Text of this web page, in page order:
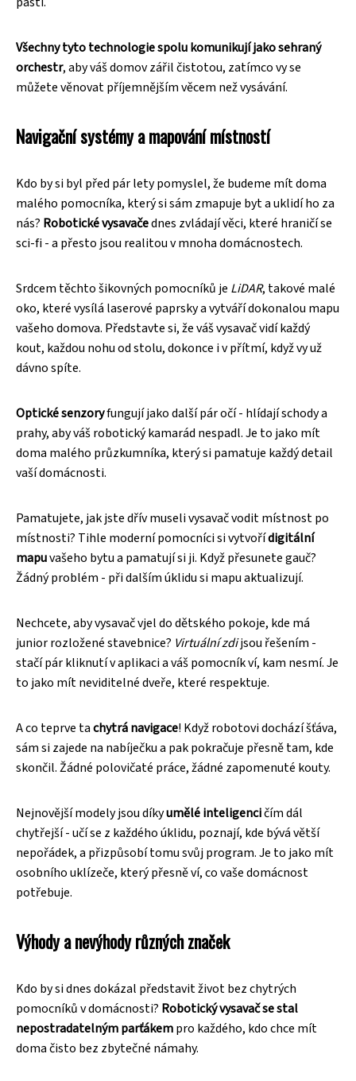
Všechny tyto technologie spolu komunikují jako sehraný
orchestr, aby váš domov zářil čistotou, zatímco vy se
můžete věnovat příjemnějším věcem než vysávání.
Navigační systémy a mapování místností
Kdo by si byl před pár lety pomyslel, že budeme mít doma
malého pomocníka, který si sám zmapuje byt a uklidí ho za
nás? Robotické vysavačednes zvládají věci, které hraničí se
sci-fi - a přesto jsou realitou v mnoha domácnostech.
Srdcem těchto šikovných pomocníků je LiDAR, takové malé
oko, které vysílá laserové paprsky a vytváří dokonalou mapu
vašeho domova. Představte si, že váš vysavač vidí každý
kout, každou nohu od stolu, dokonce i v přítmí, když vy už
dávno spíte.
Optické senzoryfungují jako další pár očí - hlídají schody a
prahy, aby váš robotický kamarád nespadl. Je to jako mít
doma malého průzkumníka, který si pamatuje každý detail
vaší domácnosti.
Pamatujete, jak jste dřív museli vysavač vodit místnost po
místnosti? Tihle moderní pomocníci si vytvořídigitální
mapuvašeho bytu a pamatují si ji. Když přesunete gauč?
Žádný problém - při dalším úklidu si mapu aktualizují.
Nechcete, aby vysavač vjel do dětského pokoje, kde má
junior rozložené stavebnice? Virtuální zdijsou řešením -
stačí pár kliknutí v aplikaci a váš pomocník ví, kam nesmí. Je
to jako mít neviditelné dveře, které respektuje.
A co teprve tachytrá navigace! Když robotovi dochází šťáva,
sám si zajede na nabíječku a pak pokračuje přesně tam, kde
skončil. Žádné polovičaté práce, žádné zapomenuté kouty.
Nejnovější modely jsou díkyumělé inteligencičím dál
chytřejší - učí se z každého úklidu, poznají, kde bývá větší
nepořádek, a přizpůsobí tomu svůj program. Je to jako mít
osobního uklízeče, který přesně ví, co vaše domácnost
potřebuje.
Výhody a nevýhody různých značek
Kdo by si dnes dokázal představit život bez chytrých
pomocníků v domácnosti? Robotický vysavač se stal
nepostradatelným parťákempro každého, kdo chce mít
doma čisto bez zbytečné námahy.